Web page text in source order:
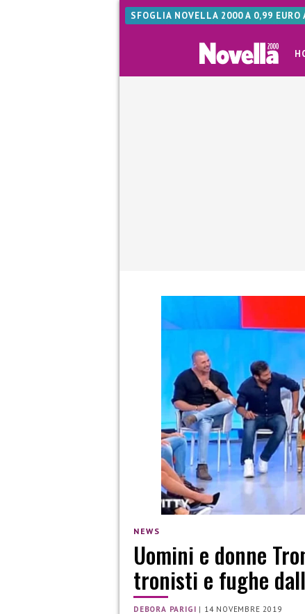
SFOGLIA NOVELLA 2000 A 0,99 EURO
NEWS
Uomini e donne
tronisti e fughe
DEBORA PARIGI | 14 NOVEMBRE 2019